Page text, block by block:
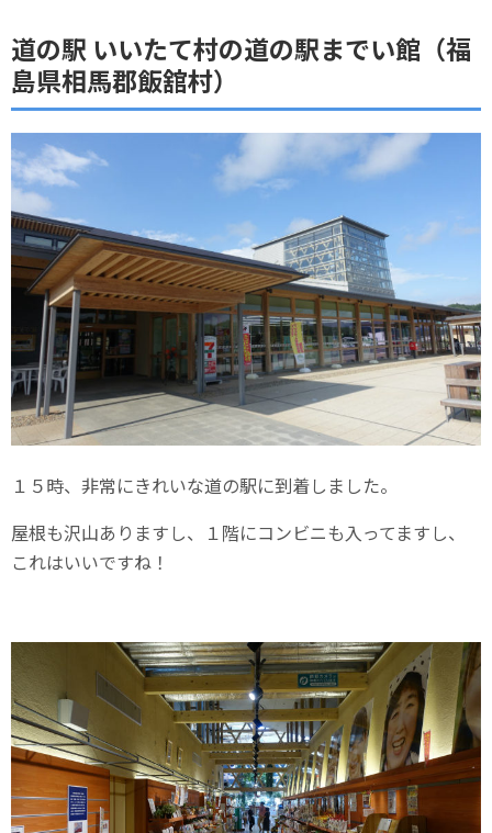
道の駅 いいたて村の道の駅までい館（福
島県相馬郡飯舘村）
１５時、非常にきれいな道の駅に到着しました。
屋根も沢山ありますし、１階にコンビニも入ってますし、
これはいいですね！